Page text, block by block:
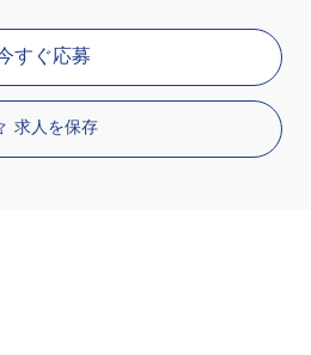
すぐ応募
求人を保存